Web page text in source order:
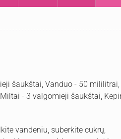
šaukštai, Vanduo - 50 mililitrai,
- 3 valgomieji šaukštai,
vandeniu, suberkite cukrų,